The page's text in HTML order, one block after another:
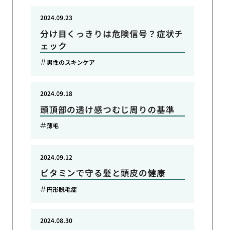
分け目くっきりは危険信号？症状チ
ェック
2024.09.23
男性のスキンケア
頭頂部の透け感つむじ周りの基準
2024.09.18
薄毛
ビタミンで守る髪と頭皮の健康
2024.09.12
円形脱毛症
2024.08.30